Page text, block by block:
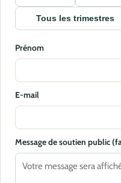
Tous les trimestres
Prénom
E-mail
Message de soutien public